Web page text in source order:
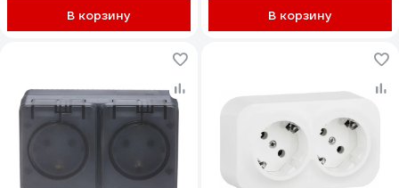
В корзину В корзину